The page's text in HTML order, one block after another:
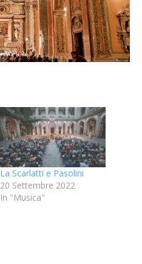
La Scarlatti e Pasolini
20 Settembre 2022
In "Musica"